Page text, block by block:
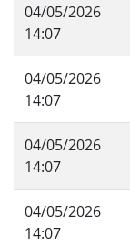
04/05/2026
14:07
04/05/2026
14:07
04/05/2026
14:07
04/05/2026
14:07